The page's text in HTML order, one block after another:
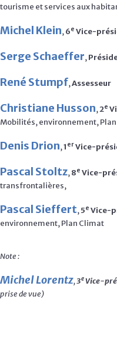
tourisme et services aux
Michel Klein,6e Vice-
Serge Schaeffer,
René Stumpf,Assesseur
Christiane Husson,2e
Mobilités, environnement,
Denis Drion,1 erVice-
Pascal Stoltz,8e Vice-
transfrontalières,
Pascal Sieffert,5e Vice-
environnement, Plan Climat
Note :
Michel Lorentz,3eVice-
prise de vue)